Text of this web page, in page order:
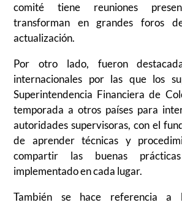
comité tiene reuniones
transforman en grandes foros
actualización.
Por otro lado, fueron
internacionales por las que los
Superintendencia Financiera de
temporada a otros países para
autoridades supervisoras, con el
de aprender técnicas y
compartir las buenas
implementado en cada lugar.
También se hace referencia a